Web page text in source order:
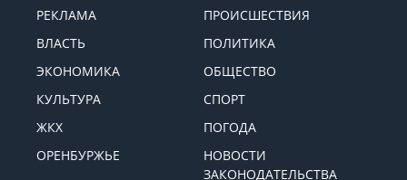
РЕКЛАМА
ПРОИСШЕСТВИЯ
ВЛАСТЬ
ПОЛИТИКА
ЭКОНОМИКА
ОБЩЕСТВО
КУЛЬТУРА
СПОРТ
ЖКХ
ПОГОДА
ОРЕНБУРЖЬЕ
НОВОСТИ
ЗАКОНОДАТЕЛЬСТВА